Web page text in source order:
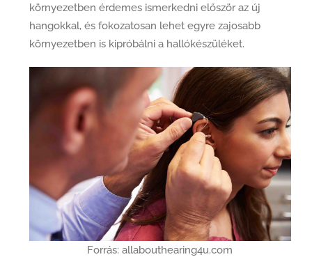
környezetben érdemes ismerkedni először az új
hangokkal, és fokozatosan lehet egyre zajosabb
környezetben is kipróbálni a hallókészüléket.
Forrás: allabouthearing4u.com